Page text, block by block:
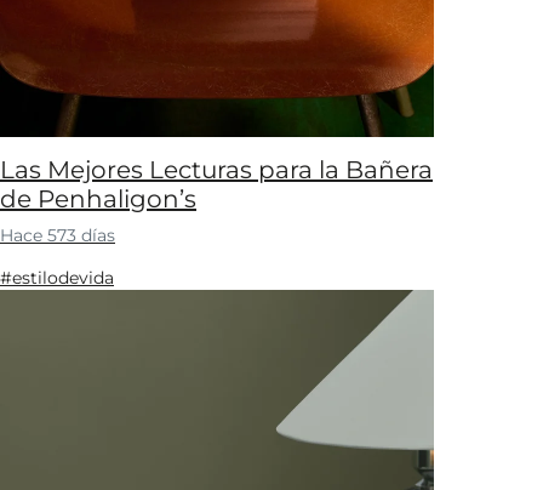
Las Mejores Lecturas para la Bañera
de Penhaligon’s
Hace 573 días
#estilodevida